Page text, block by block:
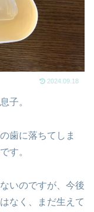
2024.09.18
子。
歯に落ちてしま
す。
いのですが、今後
なく、まだ生えて